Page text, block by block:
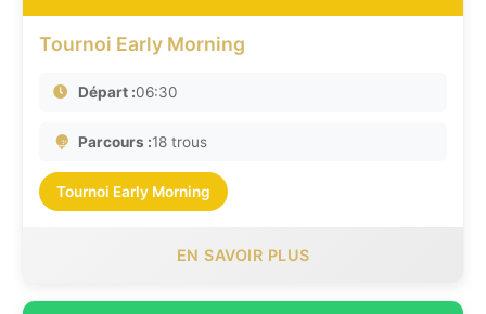
Tournoi Early Morning
Départ :06:30
Parcours :18 trous
Tournoi Early Morning
EN SAVOIR PLUS